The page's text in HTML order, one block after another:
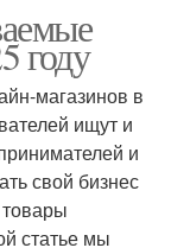
году
магазинов в
ищут и
и
свой бизнес
статье мы